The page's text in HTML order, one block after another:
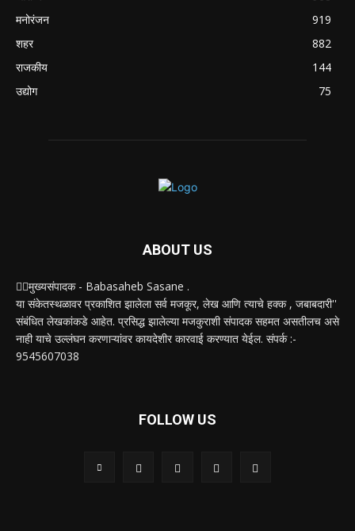
मनोरंजन
919
शहर
882
राजकीय
144
उद्योग
75
ABOUT US
✍🏻मुख्यसंपादक - Babasaheb Sasane .
या संकेतस्थळावर प्रकाशित झालेला सर्व मजकूर, लेख आणि त्याचे हक्क , जबाबदारी''
संबंधित लेखकांकडे आहेत. प्रसिद्ध झालेल्या मजकुराशी संपादक सहमत असतीलच असे
नाही याचे उल्लंघन करणाऱ्यांवर कायदेशीर कारवाई करण्यात येईल. संपर्क :-
9545607038
FOLLOW US